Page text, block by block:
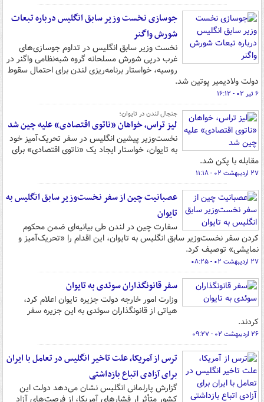
جوسازی نخست وزیر سابق انگلیس درباره تبعات
شورش واگنر
نخست وزیر سابق انگلیس در تداوم جوسازی‌های
غرب درپی شورش مسلحانه گروه شبه‌نظامی واگنر در
روسیه، خواستار برنامه‌ریزی لندن برای احتمال سقوط
دولت ولادیمیر پوتین شد.
۶ تیر ۰۲ - ۱۶:۱۲
جنجال لندن در تایوان؛
لیز تراس، خواهان «ناتوی اقتصادی» علیه چین شد
نخست‌وزیر پیشین انگلیس در سفر تحریک‌آمیز خود
به تایوان، خواستار ایجاد یک «ناتوی اقتصادی» برای
مقابله با پکن شد.
۲۷ اردیبهشت ۰۲ - ۱۱:۱۸
عصبانیت چین از سفر نخست‌وزیر سابق انگلیس به
تایوان
سفارت چین در لندن طی بیانیه‌ای ضمن محکوم
کردن سفر نخست‌وزیر سابق انگلیس به تایوان، این اقدام را «تحریک‌آمیز و
نمایشی» توصیف کرد.
۲۷ اردیبهشت ۰۲ - ۰۸:۲۵
سفر قانونگذاران سوئدی به تایوان
وزارت امور خارجه دولت جزیره تایوان اعلام کرد،
هیاتی از قانونگذاران سوئدی به این جزیره سفر
کردند.
۲۶ اردیبهشت ۰۲ - ۰۹:۲۷
ترس از آمریکا، علت تاخیر انگلیس در تعامل با ایران
برای آزادی اتباع بازداشتی
گزارش پارلمانی انگلیس نشان می‌دهد دولت این
کشور متأثر ار فشارهای آمریکا، از فرصت‌های آزاد